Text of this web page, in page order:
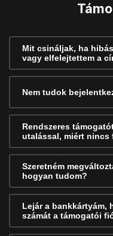
Mit csináljak, ha
vagy elfelejtettem a
Nem tudok
Rendszeres
utalással, miért nincs
Szeretném
hogyan tudom?
Lejár a bankkártyám,
számát a támogatói